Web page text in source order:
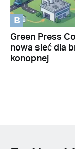
B
Green Press
nowa sieć dla
konopnej